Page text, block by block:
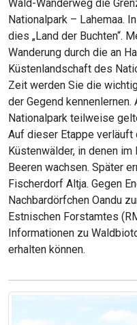
Wald-Wanderweg die
Nationalpark – Lahemaa.
dies „Land der Buchten“.
Wanderung durch die an
Küstenlandschaft des
Zeit werden Sie die
der Gegend
Nationalpark teilweise
Auf dieser Etappe verläuft
Küstenwälder, in denen
Beeren wachsen. Später
Fischerdorf Altja. Gegen
Nachbardörfchen Oandu
Estnischen Forstamtes
Informationen zu
erhalten können.